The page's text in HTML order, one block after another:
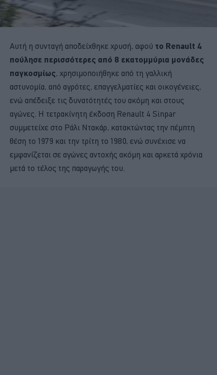
Αυτή η συνταγή αποδείχθηκε χρυσή, αφού το Renault 4
πούλησε περισσότερες από 8 εκατομμύρια μονάδες
παγκοσμίως, χρησιμοποιήθηκε από τη γαλλική
αστυνομία, από αγρότες, επαγγελματίες και οικογένειες,
ενώ απέδειξε τις δυνατότητές του ακόμη και στους
αγώνες. Η τετρακίνητη έκδοση Renault 4 Sinpar
συμμετείχε στο Ράλι Ντακάρ, κατακτώντας την πέμπτη
θέση το 1979 και την τρίτη το 1980, ενώ συνέχισε να
εμφανίζεται σε αγώνες αντοχής ακόμη και αρκετά χρόνια
μετά το τέλος της παραγωγής του.